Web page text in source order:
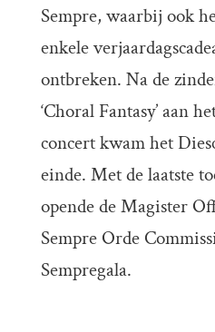
Sempre, waarbij ook
enkele
ontbreken. Na de
‘Choral Fantasy’ aan
concert kwam het
einde. Met de laatste
opende de Magister
Sempre Orde
Sempregala.